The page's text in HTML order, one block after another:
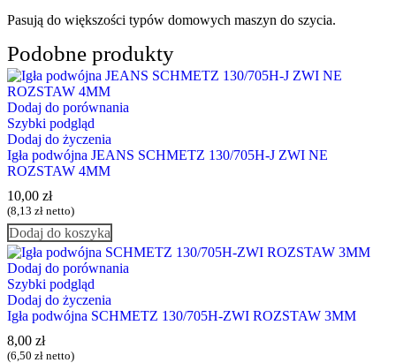
Pasują do większości typów domowych maszyn do szycia.
Podobne produkty
Dodaj do porównania
Szybki podgląd
Dodaj do życzenia
Igła podwójna JEANS SCHMETZ 130/705H-J ZWI NE
ROZSTAW 4MM
10,00 zł
(8,13 zł netto)
Dodaj do koszyka
Dodaj do porównania
Szybki podgląd
Dodaj do życzenia
Igła podwójna SCHMETZ 130/705H-ZWI ROZSTAW 3MM
8,00 zł
(6,50 zł netto)